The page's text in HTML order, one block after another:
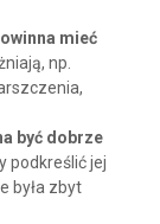
mieć
np.
być dobrze
podkreślić jej
była zbyt